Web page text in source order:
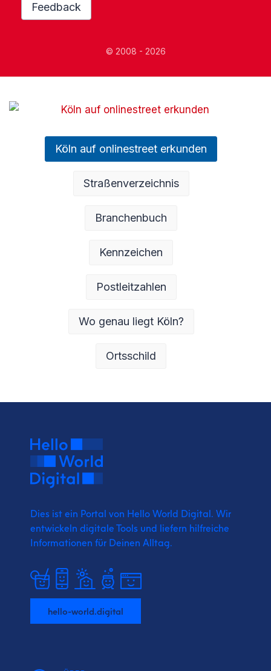
Feedback
© 2008 - 2026
Köln auf onlinestreet erkunden
Straßenverzeichnis
Branchenbuch
Kennzeichen
Postleitzahlen
Wo genau liegt Köln?
Ortsschild
Dies ist ein Portal von Hello World Digital. Wir
entwickeln digitale Tools und liefern hilfreiche
Informationen für Deinen Alltag.
hello-world.digital